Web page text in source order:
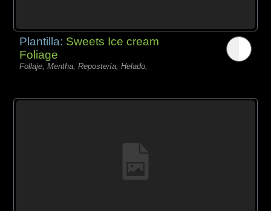
Plantilla: Sweets Ice cream
Foliage
Follaje, Mentha, Repostería, Helado,